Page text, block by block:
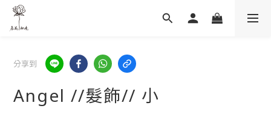
分享到
Angel //髮飾// 小